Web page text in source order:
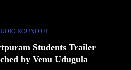
ROUND UP
Students Trailer
by Venu Udugula